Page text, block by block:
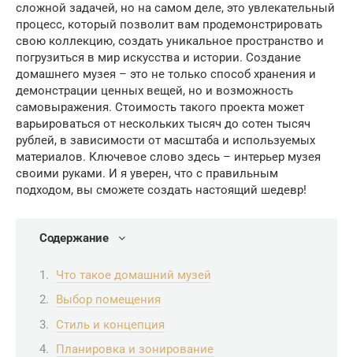
сложной задачей, но на самом деле, это увлекательный
процесс, который позволит вам продемонстрировать
свою коллекцию, создать уникальное пространство и
погрузиться в мир искусства и истории. Создание
домашнего музея – это не только способ хранения и
демонстрации ценных вещей, но и возможность
самовыражения. Стоимость такого проекта может
варьироваться от нескольких тысяч до сотен тысяч
рублей, в зависимости от масштаба и используемых
материалов. Ключевое слово здесь – интерьер музея
своими руками. И я уверен, что с правильным
подходом, вы сможете создать настоящий шедевр!
Содержание
Что такое домашний музей
Выбор помещения
Стиль и концепция
Планировка и зонирование